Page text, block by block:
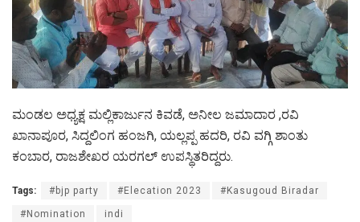
ಮಂಡಲ ಅಧ್ಯಕ್ಷ ಮಲ್ಲಿಕಾರ್ಜುನ ಕಿವಡೆ, ಅನೀಲ ಜಮಾದಾರ ,ರವಿ
ಖಾನಾಪೂರ, ಸಿದ್ದಲಿಂಗ ಹಂಜಗಿ, ಯಲ್ಲಪ್ಪ ಹದರಿ, ರವಿ ವಗ್ಗಿ ಶಾಂತು
ಕಂಬಾರ, ರಾಜಶೇಖರ ಯರಗಲ್ ಉಪಸ್ಥಿತರಿದ್ದರು.
Tags: #bjp party #Elecation 2023 #Kasugoud Biradar
#Nomination indi